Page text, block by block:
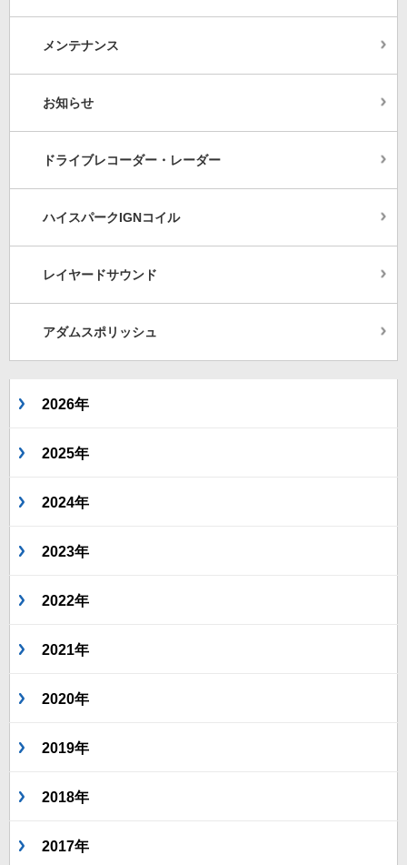
メンテナンス
お知らせ
ドライブレコーダー・レーダー
ハイスパークIGNコイル
レイヤードサウンド
アダムスポリッシュ
2026年
2025年
2024年
2023年
2022年
2021年
2020年
2019年
2018年
2017年